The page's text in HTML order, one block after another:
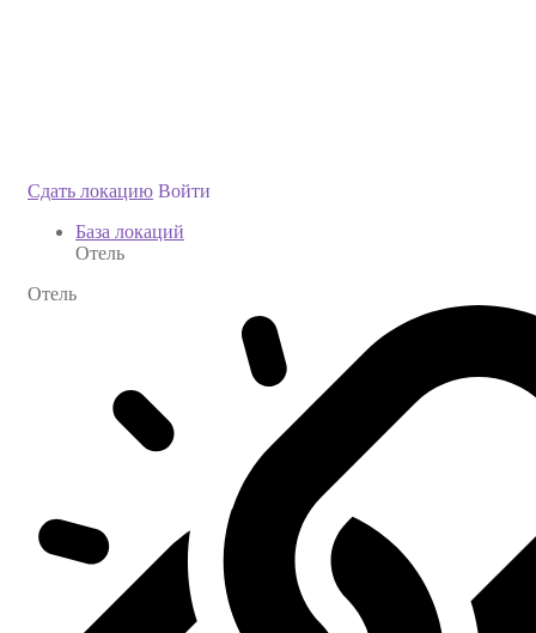
Сдать локацию Войти
База локаций
Отель
Отель